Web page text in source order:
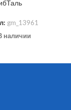
gm_13961
наличии